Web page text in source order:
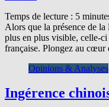
Temps de lecture : 5
Alors que la présence de
plus en plus visible, celle-
française. Plongez au cœur
Opinions & Analyses
Ingérence